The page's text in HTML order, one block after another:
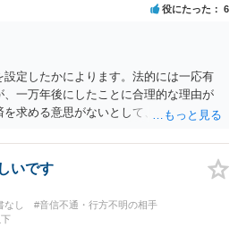
役にたった 6
定したかによります。法的には一応有
一万年後にしたことに合理的な理由が
求める意思がないとして、消費貸借契
で。
いです
なし
#音信不通・行方不明の相手